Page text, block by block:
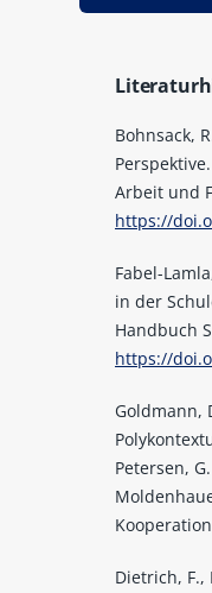
Bohnsack,
Arbeit und
https://
Fabel-
in der
Handbuch
https://
Goldmann,
Petersen,
Dietrich, F.,